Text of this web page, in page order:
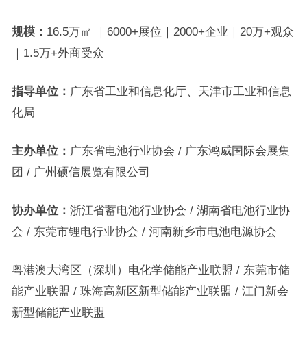
规模： 16.5万㎡ ｜6000+展位｜2000+企业｜20万+观众
｜1.5万+外商受众
指导单位： 广东省工业和信息化厅、天津市工业和信息
化局
主办单位： 广东省电池行业协会 / 广东鸿威国际会展集
团 / 广州硕信展览有限公司
协办单位： 浙江省蓄电池行业协会 / 湖南省电池行业协
会 / 东莞市锂电行业协会 / 河南新乡市电池电源协会
粤港澳大湾区（深圳）电化学储能产业联盟 / 东莞市储
能产业联盟 / 珠海高新区新型储能产业联盟 / 江门新会
新型储能产业联盟